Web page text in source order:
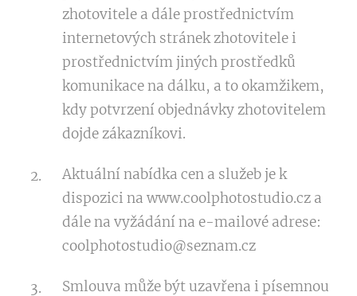
zhotovitele a dále prostřednictvím
internetových stránek zhotovitele i
prostřednictvím jiných prostředků
komunikace na dálku, a to okamžikem,
kdy potvrzení objednávky zhotovitelem
dojde zákazníkovi.
Aktuální nabídka cen a služeb je k
dispozici na www.coolphotostudio.cz a
dále na vyžádání na e-mailové adrese:
coolphotostudio@seznam.cz
Smlouva může být uzavřena i písemnou